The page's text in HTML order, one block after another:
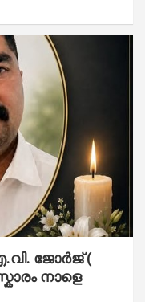
ജോ​ർ​ജ് (
നാളെ